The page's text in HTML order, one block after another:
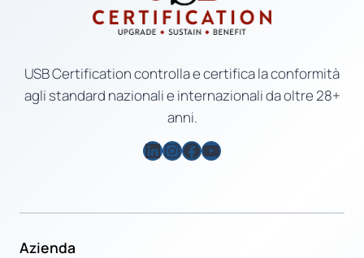
USB Certification controlla e certifica la conformità
agli standard nazionali e internazionali da oltre 28+
anni.
LinkedIn
Instagram
Facebook
YouTube
Azienda